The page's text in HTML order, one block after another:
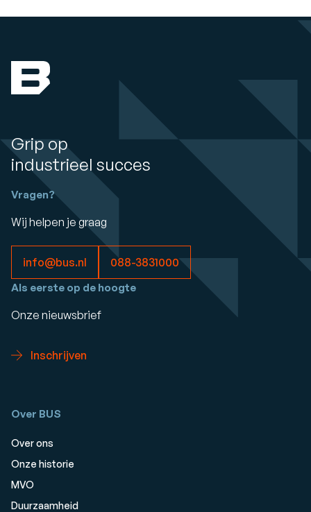
Grip op
industrieel succes
Vragen?
Wij helpen je graag
info@bus.nl 088-3831000
Als eerste op de hoogte
Onze nieuwsbrief
Inschrijven
Over BUS
Over ons
Onze historie
MVO
Duurzaamheid